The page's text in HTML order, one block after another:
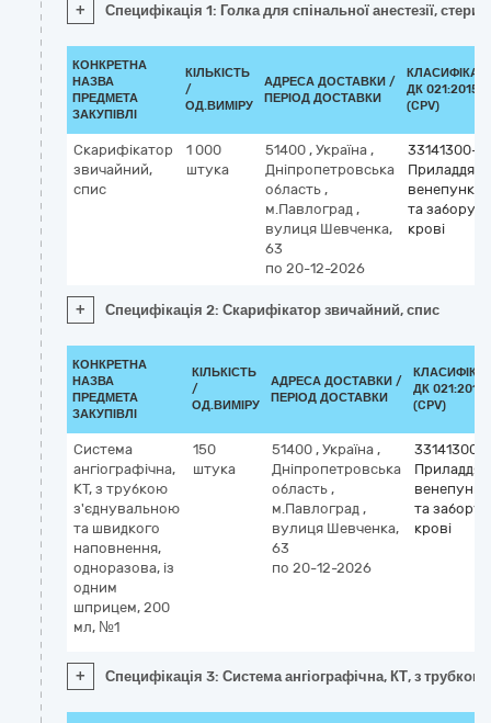
+ Специфікація 1: Голка для спінальної анестезії,
КОНКРЕТНА
НАЗВА
ПРЕДМЕТА
ЗАКУПІВЛІ
КІЛЬКІСТЬ
/
ОД.ВИМІРУ
АДРЕСА ДОСТАВКИ /
ПЕРІОД ДОСТАВКИ
ДК 021:2015
(CPV)
Скарифікатор
звичайний,
спис
1 000
штука
51400 , Україна ,
Дніпропетровська
область ,
м.Павлоград ,
вулиця Шевченка,
63
по 20-12-2026
33141300-3
Приладдя
венепункції
та забору
крові
+ Специфікація 2: Скарифікатор звичайний, спис
КОНКРЕТНА
НАЗВА
ПРЕДМЕТА
ЗАКУПІВЛІ
КІЛЬКІСТЬ
/
ОД.ВИМІРУ
АДРЕСА ДОСТАВКИ /
ПЕРІОД ДОСТАВКИ
ДК 021:2015
(CPV)
Система
ангіографічна,
КТ, з трубкою
з'єднувальною
та швидкого
наповнення,
одноразова, із
одним
шприцем, 200
мл, №1
150
штука
51400 , Україна ,
Дніпропетровська
область ,
м.Павлоград ,
вулиця Шевченка,
63
по 20-12-2026
33141300-
Приладдя
та забору
крові
+ Специфікація 3: Система ангіографічна, КТ, з